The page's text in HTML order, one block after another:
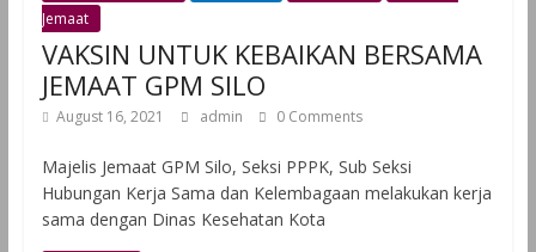
Jemaat
VAKSIN UNTUK KEBAIKAN BERSAMA
JEMAAT GPM SILO
August 16, 2021 admin 0 Comments
Majelis Jemaat GPM Silo, Seksi PPPK, Sub Seksi
Hubungan Kerja Sama dan Kelembagaan melakukan kerja
sama dengan Dinas Kesehatan Kota